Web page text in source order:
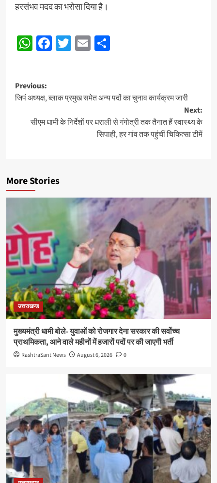
हरसंभव मदद का भरोसा दिया है।
Post
Navigation
WhatsApp
Facebook
Twitter
EmailShare
Post
navigation
Previous:
जिपं अध्यक्ष, ब्लाक प्रमुख समेत अन्य पदों का चुनाव कार्यक्रम जारी
Next:
सीएम धामी के निर्देशों पर धराली से गंगोत्री तक तैनात हैं स्वास्थ्य के
सिपाही, हर गांव तक पहुंचीं चिकित्सा टीमें
More Stories
उत्तराखण्ड
मुख्यमंत्री धामी बोले- युवाओं को रोजगार देना सरकार की सर्वोच्च
प्राथमिकता, आने वाले महीनों में हजारों पदों पर की जाएगी भर्ती
RashtraSant News August 6, 2026 0